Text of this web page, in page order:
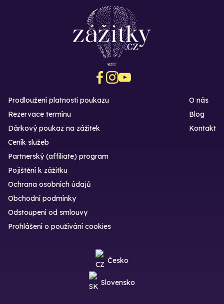
Prodloužení platnosti poukazu
Rezervace termínu
Dárkový poukaz na zážitek
O nás
Blog
Kontakt
Ceník služeb
Partnerský (affiliate) program
Pojištění k zážitku
Ochrana osobních údajů
Obchodní podmínky
Odstoupení od smlouvy
Prohlášení o používání cookies
Česko
Slovensko